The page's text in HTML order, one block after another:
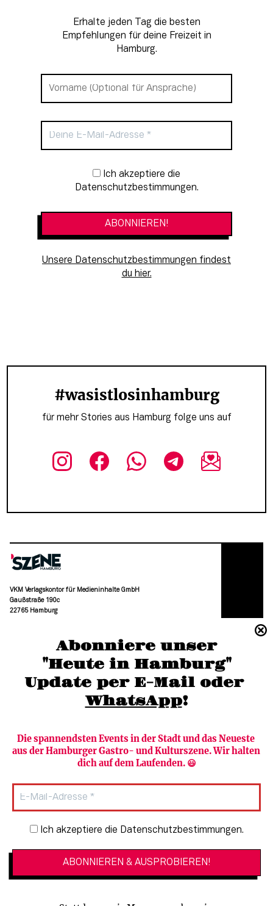
Abonniere unser
"Heute in Hamburg"
Update per E-Mail oder
WhatsApp!
Die spannendsten Events in der Stadt und das Neueste
aus der Hamburger Gastro- und Kulturszene. Wir halten
dich auf dem Laufenden. 😃
Newsletter-Anmeldung
Ich akzeptiere die Datenschutzbestimmungen.
Erhalte jeden Tag die besten
Empfehlungen für deine Freizeit in
Hamburg.
Newsletter-Anmeldung
Datenschutzbestimmungen.
Unsere Datenschutzbestimmungen findest
du hier.
#wasistlosinhamburg
für mehr Stories aus Hamburg folge uns auf
VKM Verlagskontor für Medieninhalte GmbH
Gaußstraße 190c
22765 Hamburg
moc.grubmah-enezs@ofni
Newsletter abonnieren
HAMBURG PUR